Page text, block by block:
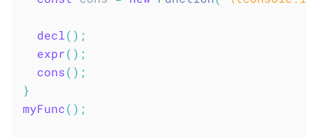
decl( ) ;
expr( ) ;
cons( ) ;
}
myFunc( ) ;